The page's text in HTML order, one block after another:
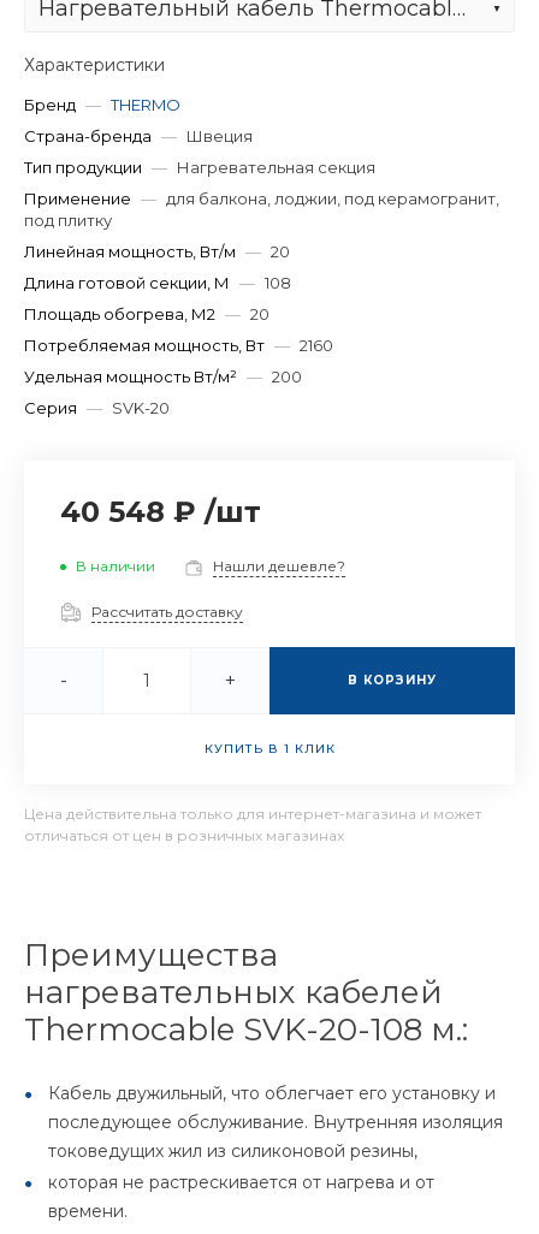
Нагревательный кабель Thermocable SVK-20 108 м
Характеристики
Бренд — THERMO
Страна-бренда — Швеция
Тип продукции — Нагревательная секция
Применение — для балкона, лоджии, под керамогранит,
под плитку
Линейная мощность, Вт/м — 20
Длина готовой секции, М
— 108
Площадь обогрева, М2 — 20
Потребляемая мощность, Вт — 2160
Удельная мощность Вт/м² — 200
Серия — SVK-20
40 548 ₽ /шт
В наличии Нашли дешевле?
Рассчитать доставку
- + В КОРЗИНУ
КУПИТЬ В 1 КЛИК
Цена действительна только для интернет-магазина и может
отличаться от цен в розничных магазинах
Преимущества
нагревательных кабелей
Thermocable SVK-20-108 м.:
Кабель двужильный, что облегчает его установку и
последующее обслуживание. Внутренняя изоляция
токоведущих жил из силиконовой резины,
которая не растрескивается от нагрева и от
времени.